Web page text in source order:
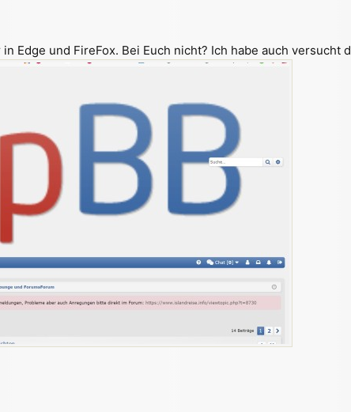
Edge und FireFox. Bei Euch nicht? Ich habe auch versucht